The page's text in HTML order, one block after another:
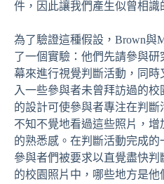
件，因此讓我們產生似曾相識
為了驗證這種假設，Brown與
了一個實驗：他們先請參與研
幕來進行視覺判斷活動，同時
入一些參與者未曾拜訪過的
的設計可使參與者專注在判斷
不知不覺地看過這些照片，
的熟悉感。在判斷活動完成
參與者們被要求以直覺盡快判
的校園照片中，哪些地方是他